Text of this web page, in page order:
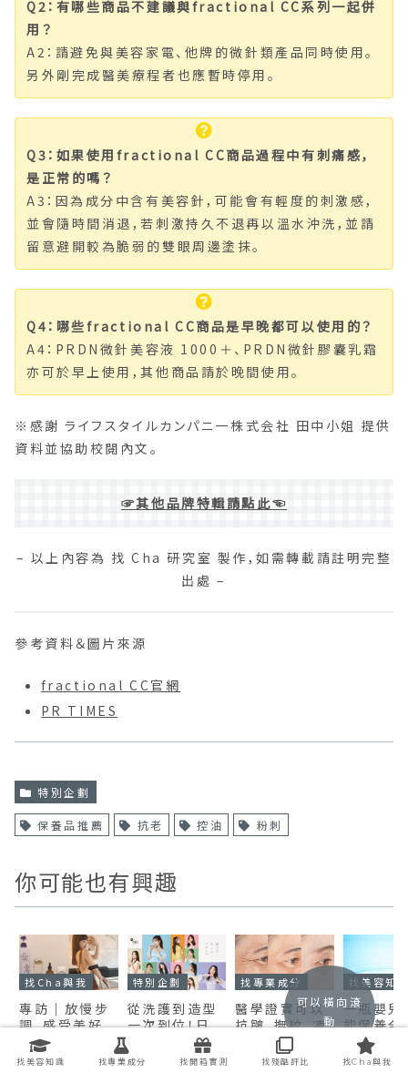
Q2：有哪些商品不建議與fractional CC系列一起併
用？
A2：請避免與美容家電、他牌的微針類產品同時使用。
另外剛完成醫美療程者也應暫時停用。
Q3：如果使用fractional CC商品過程中有刺痛感，
是正常的嗎？
A3：因為成分中含有美容針，可能會有輕度的刺激感，
並會隨時間消退，若刺激持久不退再以溫水沖洗，並請
留意避開較為脆弱的雙眼周邊塗抹。
Q4：哪些fractional CC商品是早晚都可以使用的？
A4：PRDN微針美容液 1000＋、PRDN微針膠囊乳霜
亦可於早上使用，其他商品請於晚間使用。
※感謝 ライフスタイルカンパニ一株式会社 田中小姐 提供
資料並協助校閱內文。
☞其他品牌特輯請點此☜
– 以上內容為 找 Cha 研究室 製作，如需轉載請註明完整
出處 –
參考資料＆圖片來源
fractional CC官網
PR TIMES
特別企劃
保養品推薦 抗老 控油 粉刺
你可能也有興趣
找Cha與我
專訪｜放慢步
調、感受美好，
屬於小資女孩
的講究生活
特別企劃
從洗護到造型
一次到位！日
本美髮品牌
「Promille」
找專業成分
醫學證實可以
抗皺、撫紋、凍
齡的神奇成份
「胜肽」到底是
找美容知
一瓶嬰兒
能保養全
隱藏版
器活用法
可以橫向滾
動
找美容知識 找專業成分 找開箱實測 找殘酷評比 找Cha與我